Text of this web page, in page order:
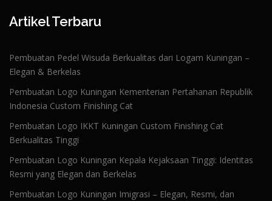
Artikel Terbaru
Pembuatan Pedel Wisuda Berkualitas dari Logam Kuningan –
Elegan & Berkelas
Pembuatan Logo Kuningan Kementerian Pertahanan Republik
Indonesia Custom Finishing Cat
Pembuatan Logo IKKT Kuningan Custom Finishing Cat
Berkualitas Tinggi
Pembuatan Logo Kuningan Kepala Kejaksaan Tinggi: Identitas
Resmi yang Elegan dan Berkelas
Pembuatan Logo Kuningan Imigrasi – Elegan, Resmi, dan